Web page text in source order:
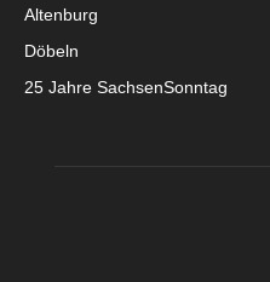
Altenburg
Döbeln
25 Jahre SachsenSonntag